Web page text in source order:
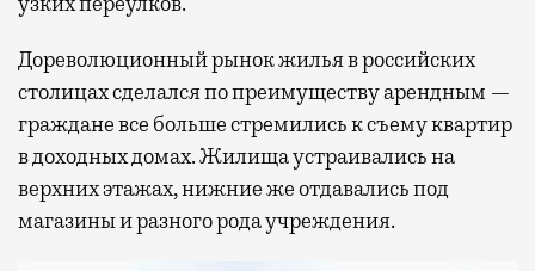
Дореволюционный рынок жилья в российских
столицах сделался по преимуществу арендным —
граждане все больше стремились к съему квартир
в доходных домах. Жилища устраивались на
верхних этажах, нижние же отдавались под
магазины и разного рода учреждения.